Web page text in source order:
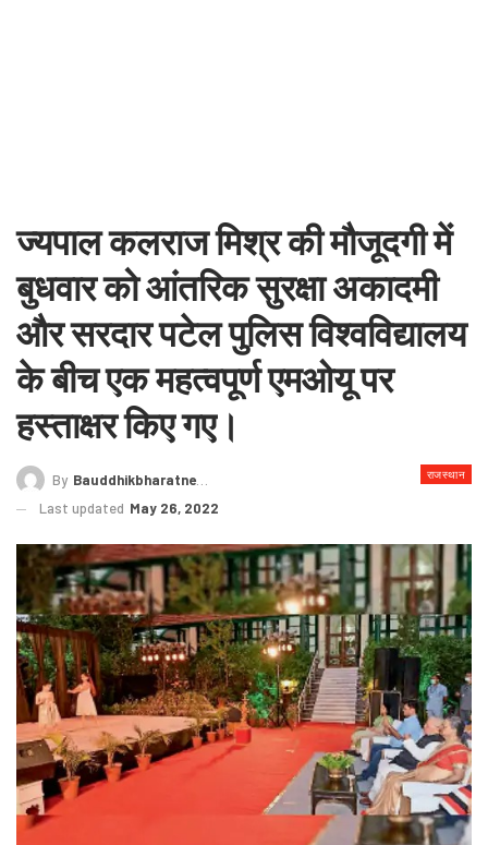
ज्यपाल कलराज मिश्र की मौजूदगी में
बुधवार को आंतरिक सुरक्षा अकादमी
और सरदार पटेल पुलिस विश्वविद्यालय
के बीच एक महत्वपूर्ण एमओयू पर
हस्ताक्षर किए गए।
राजस्थान
By Bauddhikbharatnews@gmail.com
Last updated May 26, 2022